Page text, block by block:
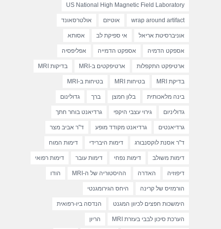
US National High Magnetic Field Laboratory
wrap around artifact אוטיזם אולטרסאונד
אוניברסיטת אריאל אי ספיקת לב אסותא
אספקט הדמיה אספקט הדמייה אפליפסיה
ארטיפקט התקפלות ארטיפקטים ב-MRI בדיקות MRI
בדיקת MRI בטיחות MRI בטיחות ב-MRI
בינה מלאכותית בלון חמצן ברך גדולינום
גדוליניום גירוי עצבי היקפי גרדיאנט בוחר חתך
גרדיאנטים גרדיאנט מקודד מופע ד"ר אביב מצר
ד"ר אסנת לוקסנבורג דימות היברידי דימות המוח
דימות משולב דימות נפחי דימות עובר דימות רפואי
דיפוזיה האדרה ההיסטוריה של ה-MRI הודו
הורמזיס של קרינה היחס הגירומגנטי
הימשכות חפצים לכיוון המגנט הנדסה ביו-רפואית
הערכת סיכון לבבי בעזרת MRI הריון